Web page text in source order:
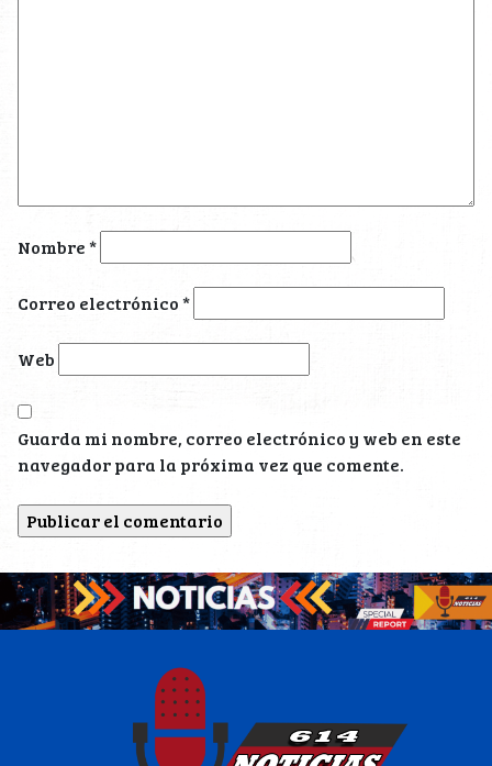
Nombre*
Correo electrónico*
Web
Guarda mi nombre, correo electrónico y web en este
navegador para la próxima vez que comente.